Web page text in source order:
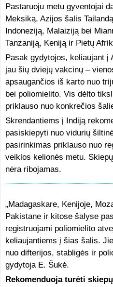
Pastaruoju metu gyventojai
Meksiką, Azijos šalis
Indoneziją, Malaiziją bei
Tanzaniją, Keniją ir Pietų
Pasak gydytojos, keliaujant į
jau šių dviejų vakcinų –
apsaugančios iš karto nuo
bei poliomielito. Vis dėlto
priklauso nuo konkrečios
Skrendantiems į Indiją
pasiskiepyti nuo vidurių
pasirinkimas priklauso nuo
veiklos kelionės metu.
nėra ribojamas.
„Madagaskare, Kenijoje,
Pakistane ir kitose šalyse
registruojami poliomielito
keliaujantiems į šias šalis.
nuo difterijos, stabligės ir
gydytoja E. Šukė.
Rekomenduoja turėti